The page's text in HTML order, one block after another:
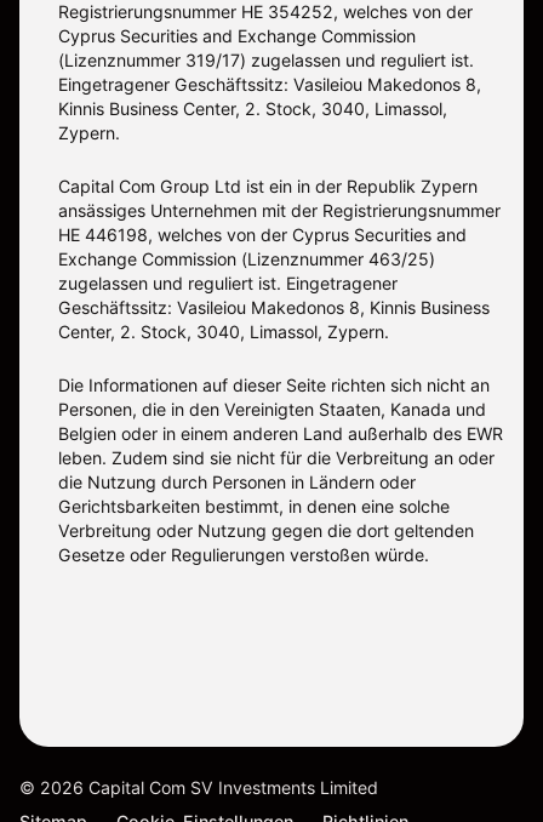
Registrierungsnummer HE 354252, welches von der
Cyprus Securities and Exchange Commission
(Lizenznummer 319/17) zugelassen und reguliert ist.
Eingetragener Geschäftssitz: Vasileiou Makedonos 8,
Kinnis Business Center, 2. Stock, 3040, Limassol,
Zypern.
Capital Com Group Ltd ist ein in der Republik Zypern
ansässiges Unternehmen mit der Registrierungsnummer
ΗΕ 446198, welches von der Cyprus Securities and
Exchange Commission (Lizenznummer 463/25)
zugelassen und reguliert ist. Eingetragener
Geschäftssitz: Vasileiou Makedonos 8, Kinnis Business
Center, 2. Stock, 3040, Limassol, Zypern.
Die Informationen auf dieser Seite richten sich nicht an
Personen, die in den Vereinigten Staaten, Kanada und
Belgien oder in einem anderen Land außerhalb des EWR
leben. Zudem sind sie nicht für die Verbreitung an oder
die Nutzung durch Personen in Ländern oder
Gerichtsbarkeiten bestimmt, in denen eine solche
Verbreitung oder Nutzung gegen die dort geltenden
Gesetze oder Regulierungen verstoßen würde.
© 2026 Capital Com SV Investments Limited